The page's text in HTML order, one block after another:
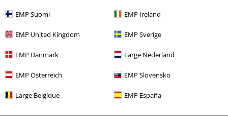
EMP Suomi EMP Ireland
EMP United Kingdom EMP Sverige
EMP Danmark Large Nederland
EMP Österreich EMP Slovensko
Large Belgique EMP España
Novinky Kalhoty & Šortky
Oblečení Dlouhé kalhoty
Oblečení Kalhoty Plátěné kalhoty